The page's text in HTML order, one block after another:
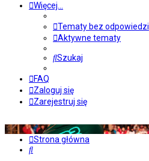
Więcej…
Tematy bez odpowiedzi
Aktywne tematy
Szukaj
FAQ
Zaloguj się
Zarejestruj się
Strona główna
Szukaj